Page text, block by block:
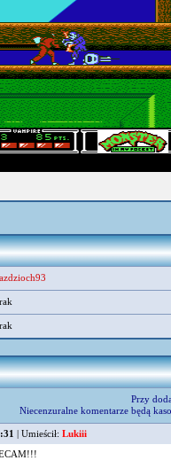
Przy
Niecenzuralne komentarze będą
| Umieścił: Lukiii